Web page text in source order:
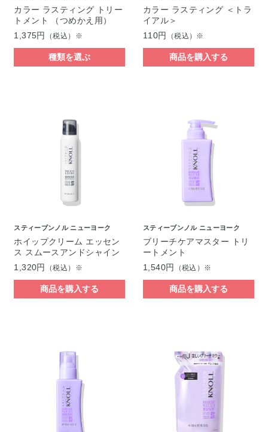
カラー ラスティング トリー
トメント （つめかえ用）
1,375円
（税込）※
種類を選ぶ
カラー ラスティング ＜トラ
イアル＞
110円
（税込）※
商品を購入する
スティーブンノル ニューヨーク
ホイップクリーム エッセン
ス スムースアンドシャイン
1,320円
（税込）※
商品を購入する
スティーブンノル ニューヨーク
ブリーチケアマスター トリ
ートメント
1,540円
（税込）※
商品を購入する